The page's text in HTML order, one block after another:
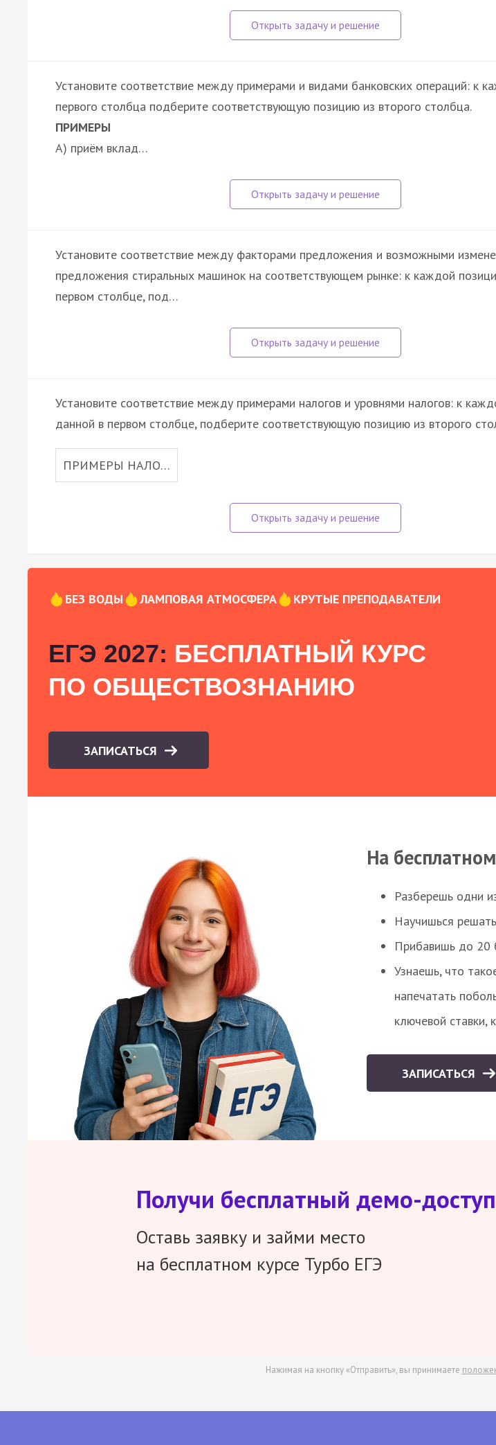
Установите соответствие между примерами и видами банковских операций: к
первого столбца подберите соответствующую позицию из второго столбца.
ПРИМЕРЫ
А) приём вклад…
Установите соответствие между факторами предложения и возможными
предложения стиральных машинок на соответствующем рынке: к каждой
первом столбце, под…
Установите соответствие между примерами налогов и уровнями налогов: к
данной в первом столбце, подберите соответствующую позицию из второго
ПРИМЕРЫ НАЛО…
БЕЗ ВОДЫ ЛАМПОВАЯ АТМОСФЕРА КРУТЫЕ ПРЕПОДАВАТЕЛИ
ЕГЭ 2027: БЕСПЛАТНЫЙ КУРС
ПО ОБЩЕСТВОЗНАНИЮ
ЗАПИСАТЬСЯ
На
Разберешь одни
Научишься
Прибавишь до 20
Узнаешь, что
напечатать
ключевой ставки,
ЗАПИСАТЬСЯ
Получи бесплатный демо-доступ
Оставь заявку и займи место
на бесплатном курсе Турбо ЕГЭ
Нажимая на кнопку «Отправить», вы принимаете